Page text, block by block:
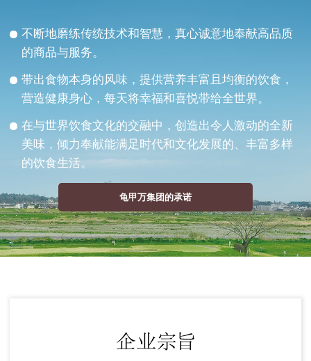
不断地磨练传统技术和智慧，真心诚意地奉献高品质
的商品与服务。
带出食物本身的风味，提供营养丰富且均衡的饮食，
营造健康身心，每天将幸福和喜悦带给全世界。
在与世界饮食文化的交融中，创造出令人激动的全新
美味，倾力奉献能满足时代和文化发展的、丰富多样
的饮食生活。
龟甲万集团的承诺